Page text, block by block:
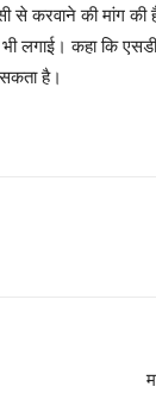
से करवाने की मांग
लगाई। कहा कि
है।